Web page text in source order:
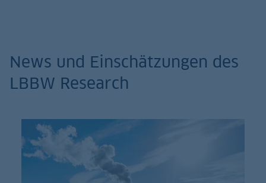
News und Einschätzungen des
LBBW Research